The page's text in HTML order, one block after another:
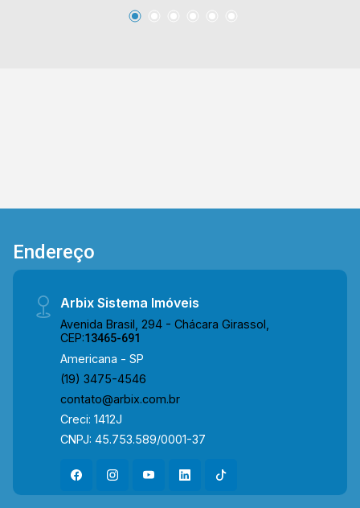
com a nossa equipe e agende a sua visita!!
Endereço
Arbix Sistema Imóveis
Avenida Brasil, 294 - Chácara Girassol,
CEP:13465-691
Americana - SP
(19) 3475-4546
contato@arbix.com.br
Creci: 1412J
CNPJ: 45.753.589/0001-37